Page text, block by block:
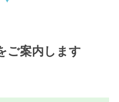
ご案内します